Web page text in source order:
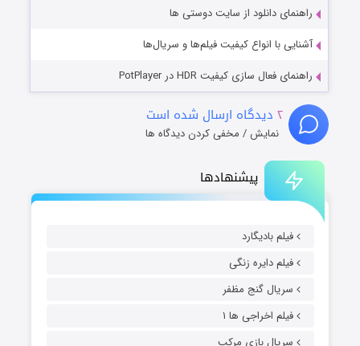
پیشنهادها
فیلم بادیگارد
فیلم دایره زنگی
سریال گنج مظفر
فیلم اخراجی ها ۱
سریال بازی مرکب
راهنمای دانلود از سایت دوستی ها
آشنایی با انواع کیفیت فیلم‌ها و سریال‌ها
راهنمای فعال سازی کیفیت HDR در PotPlayer
۲ دیدگاه ارسال شده است
نمایش / مخفی کردن دیدگاه ها